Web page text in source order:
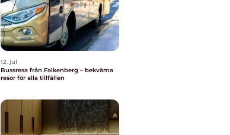
12. jul
Bussresa från Falkenberg – bekväma
resor för alla tillfällen